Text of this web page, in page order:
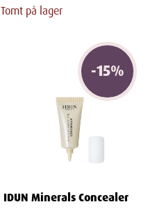
Tomt på lager
-15%
IDUN Minerals Concealer